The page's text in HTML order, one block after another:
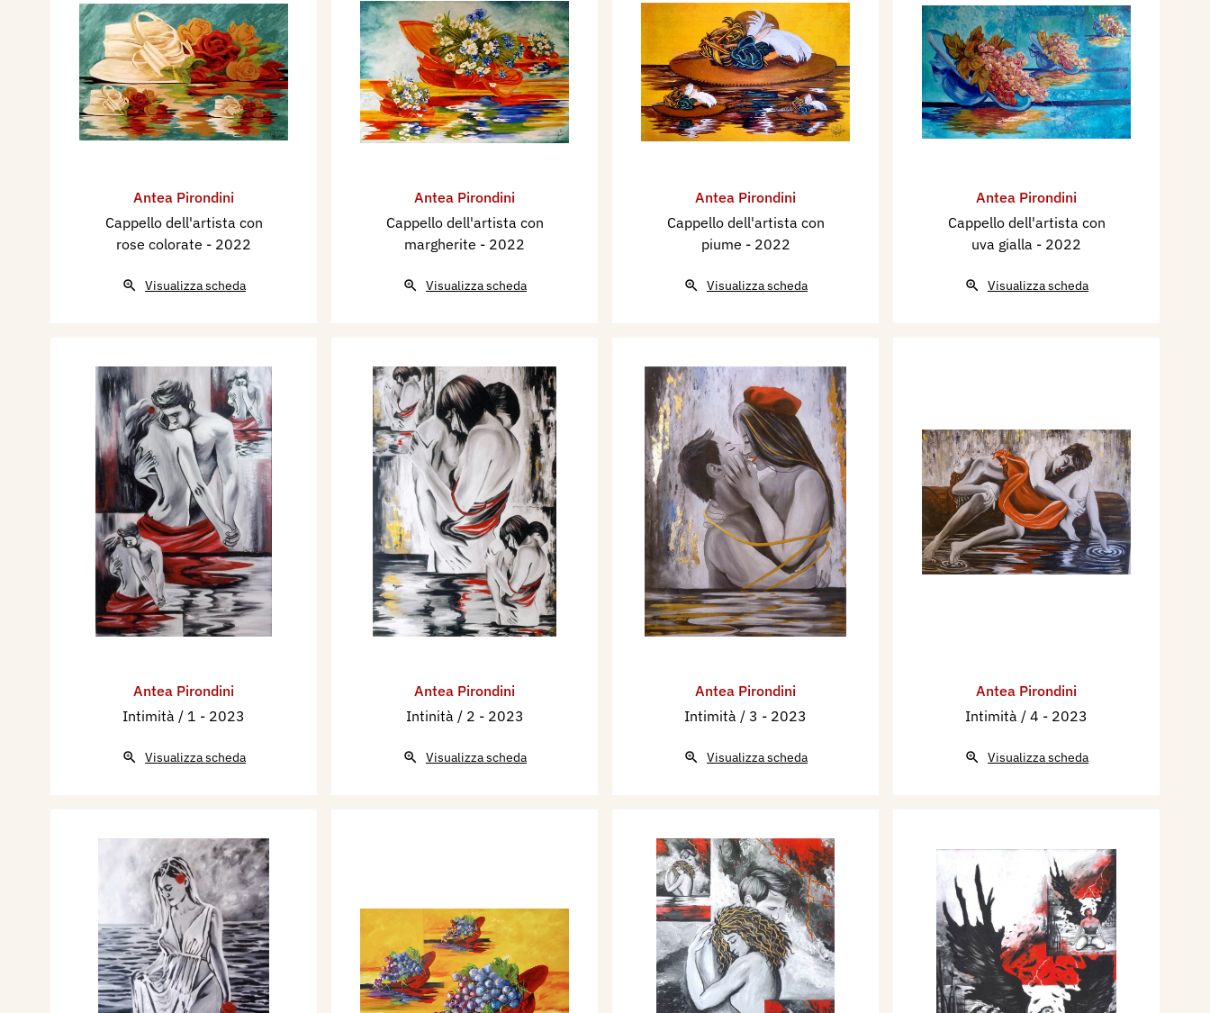
Antea Pirondini
Cappello dell'artista con
rose colorate - 2022
Visualizza scheda
Antea Pirondini
Cappello dell'artista con
margherite - 2022
Visualizza scheda
Antea Pirondini
Cappello dell'artista con
piume - 2022
Visualizza scheda
Antea Pirondini
Cappello dell'artista con
uva gialla - 2022
Visualizza scheda
Antea Pirondini
Intimità / 1 - 2023
Visualizza scheda
Antea Pirondini
Intinità / 2 - 2023
Visualizza scheda
Antea Pirondini
Intimità / 3 - 2023
Visualizza scheda
Antea Pirondini
Intimità / 4 - 2023
Visualizza scheda